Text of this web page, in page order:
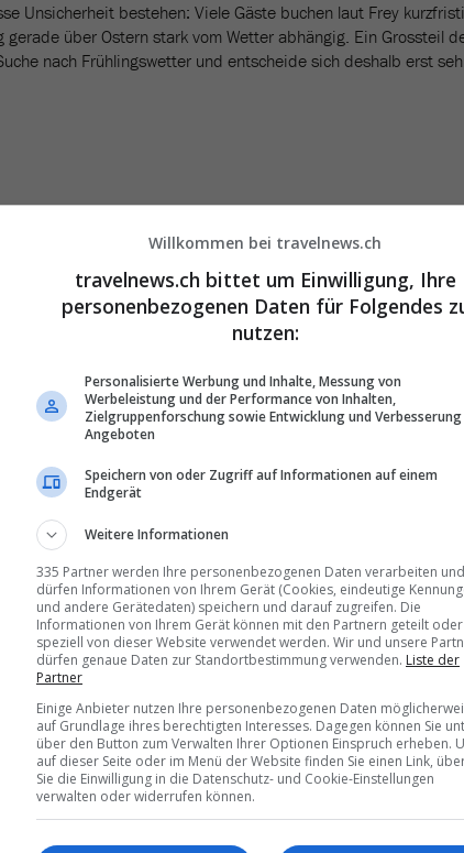
Unsicherheit bestehen: Viele Gäste buchen laut Frey
gerade über Ostern stark vom Wetter abhängig. Ein Grossteil
nach Frühlingswetter und entscheide sich deshalb erst
kann nicht
‹abgestellt›werden»
Willkommen bei travelnews.ch
travelnews.ch bittet um Einwilligung, Ihre
personenbezogenen Daten für Folgendes
nutzen:
Personalisierte Werbung und Inhalte, Messung von
Werbeleistung und der Performance von Inhalten,
Zielgruppenforschung sowie Entwicklung und Verbesserung
Angeboten
Speichern von oder Zugriff auf Informationen auf einem
Endgerät
Weitere Informationen
335 Partner werden Ihre personenbezogenen Daten verarbeiten und
dürfen Informationen von Ihrem Gerät (Cookies, eindeutige
und andere Gerätedaten) speichern und darauf zugreifen. Die
Informationen von Ihrem Gerät können mit den Partnern geteilt oder
speziell von dieser Website verwendet werden. Wir und unsere
dürfen genaue Daten zur Standortbestimmung verwenden. Liste der
Partner
Einige Anbieter nutzen Ihre personenbezogenen Daten
auf Grundlage ihres berechtigten Interesses. Dagegen können Sie
über den Button zum Verwalten Ihrer Optionen Einspruch erheben.
auf dieser Seite oder im Menü der Website finden Sie einen Link,
Sie die Einwilligung in die Datenschutz- und Cookie-Einstellungen
verwalten oder widerrufen können.